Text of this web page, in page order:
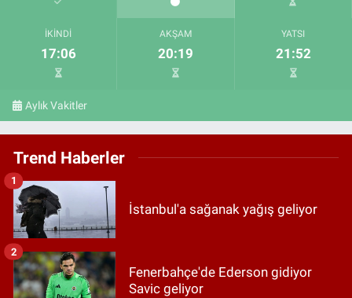
İKINDI
17:06
AKŞAM
20:19
YATSI
21:52
Aylık Vakitler
Trend Haberler
İstanbul'a sağanak yağış geliyor
1
Fenerbahçe'de Ederson gidiyor
Savic geliyor
2